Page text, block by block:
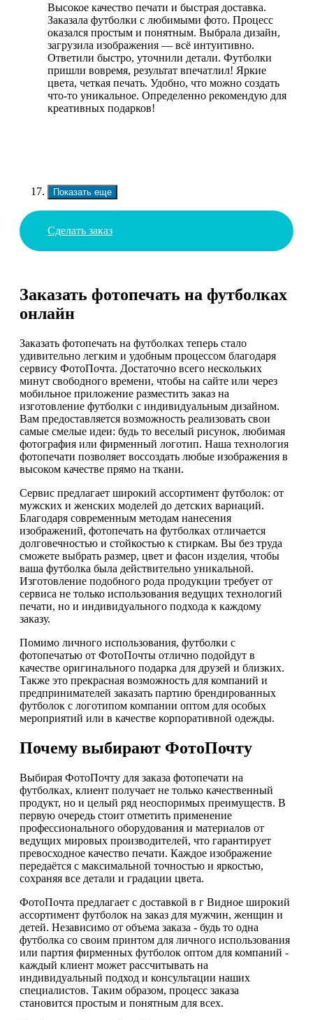
Высокое качество печати и быстрая доставка.
Заказала футболки с любимыми фото. Процесс
оказался простым и понятным. Выбрала дизайн,
загрузила изображения — всё интуитивно.
Ответили быстро, уточнили детали. Футболки
пришли вовремя, результат впечатлил! Яркие
цвета, четкая печать. Удобно, что можно создать
что-то уникальное. Определенно рекомендую для
креативных подарков!
Показать еще
Сделать заказ
Заказать фотопечать на футболках
онлайн
Заказать фотопечать на футболках теперь стало
удивительно легким и удобным процессом благодаря
сервису ФотоПочта. Достаточно всего нескольких
минут свободного времени, чтобы на сайте или через
мобильное приложение разместить заказ на
изготовление футболки с индивидуальным дизайном.
Вам предоставляется возможность реализовать свои
самые смелые идеи: будь то веселый рисунок, любимая
фотография или фирменный логотип. Наша технология
фотопечати позволяет воссоздать любые изображения в
высоком качестве прямо на ткани.
Сервис предлагает широкий ассортимент футболок: от
мужских и женских моделей до детских вариаций.
Благодаря современным методам нанесения
изображений, фотопечать на футболках отличается
долговечностью и стойкостью к стиркам. Вы без труда
сможете выбрать размер, цвет и фасон изделия, чтобы
ваша футболка была действительно уникальной.
Изготовление подобного рода продукции требует от
сервиса не только использования ведущих технологий
печати, но и индивидуального подхода к каждому
заказу.
Помимо личного использования, футболки с
фотопечатью от ФотоПочты отлично подойдут в
качестве оригинального подарка для друзей и близких.
Также это прекрасная возможность для компаний и
предпринимателей заказать партию брендированных
футболок с логотипом компании оптом для особых
мероприятий или в качестве корпоративной одежды.
Почему выбирают ФотоПочту
Выбирая ФотоПочту для заказа фотопечати на
футболках, клиент получает не только качественный
продукт, но и целый ряд неоспоримых преимуществ. В
первую очередь стоит отметить применение
профессионального оборудования и материалов от
ведущих мировых производителей, что гарантирует
превосходное качество печати. Каждое изображение
передаётся с максимальной точностью и яркостью,
сохраняя все детали и градации цвета.
ФотоПочта предлагает с доставкой в г Видное широкий
ассортимент футболок на заказ для мужчин, женщин и
детей. Независимо от объема заказа - будь то одна
футболка со своим принтом для личного использования
или партия фирменных футболок оптом для компаний -
каждый клиент может рассчитывать на
индивидуальный подход и консультации наших
специалистов. Таким образом, процесс заказа
становится простым и понятным для всех.